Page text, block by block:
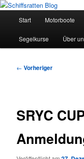
Zum
springen
Segelsport in Second Life
Start Motorboote
Segelkurse Über
Beitragsnavigation
← Vorheriger
SRYC